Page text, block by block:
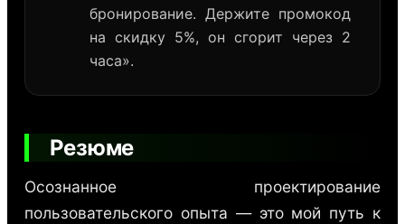
бронирование. Держите промокод
на скидку 5%, он сгорит через 2
часа».
Резюме
Осознанное проектирование
пользовательского опыта — это мой путь к